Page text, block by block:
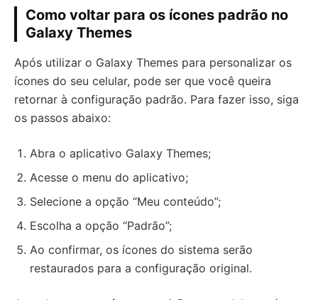
Como voltar para os ícones padrão no
Galaxy Themes
Após utilizar o Galaxy Themes para personalizar os
ícones do seu celular, pode ser que você queira
retornar à configuração padrão. Para fazer isso, siga
os passos abaixo:
Abra o aplicativo Galaxy Themes;
Acesse o menu do aplicativo;
Selecione a opção “Meu conteúdo”;
Escolha a opção “Padrão”;
Ao confirmar, os ícones do sistema serão
restaurados para a configuração original.